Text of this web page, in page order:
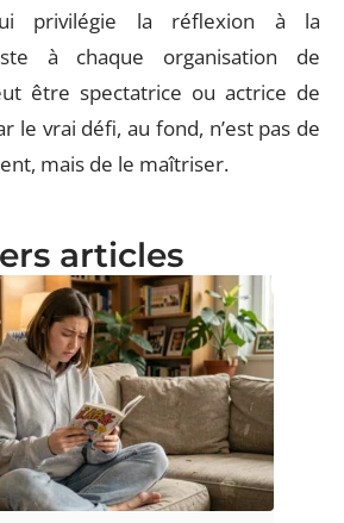
privilégie la réflexion à la
à chaque organisation de
être spectatrice ou actrice de
le vrai défi, au fond, n’est pas de
mais de le maîtriser.
articles